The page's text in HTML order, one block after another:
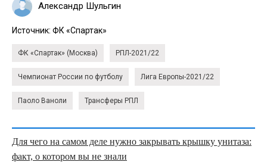
Александр Шульгин
Источник: ФК «Спартак»
ФК «Спартак» (Москва) РПЛ-2021/22
Чемпионат России по футболу Лига Европы-2021/22
Паоло Ваноли Трансферы РПЛ
Для чего на самом деле нужно закрывать крышку унитаза:
факт, о котором вы не знали